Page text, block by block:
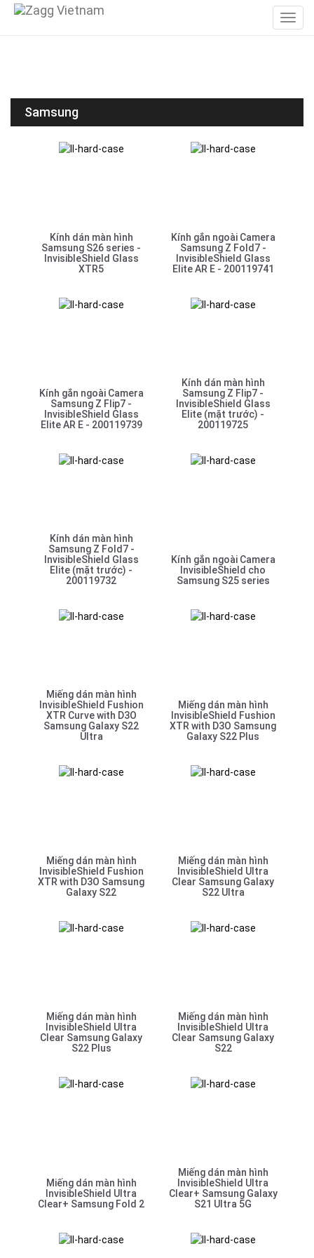
Samsung
Kính dán màn hình
Samsung S26 series -
InvisibleShield Glass
XTR5
Kính gắn ngoài Camera
Samsung Z Fold7 -
InvisibleShield Glass
Elite AR E - 200119741
Kính gắn ngoài Camera
Samsung Z Flip7 -
InvisibleShield Glass
Elite AR E - 200119739
Kính dán màn hình
Samsung Z Flip7 -
InvisibleShield Glass
Elite (mặt trước) -
200119725
Kính dán màn hình
Samsung Z Fold7 -
InvisibleShield Glass
Elite (mặt trước) -
200119732
Kính gắn ngoài Camera
InvisibleShield cho
Samsung S25 series
Miếng dán màn hình
InvisibleShield Fushion
XTR Curve with D3O
Samsung Galaxy S22
Ultra
Miếng dán màn hình
InvisibleShield Fushion
XTR with D3O Samsung
Galaxy S22 Plus
Miếng dán màn hình
InvisibleShield Fushion
XTR with D3O Samsung
Galaxy S22
Miếng dán màn hình
InvisibleShield Ultra
Clear Samsung Galaxy
S22 Ultra
Miếng dán màn hình
InvisibleShield Ultra
Clear Samsung Galaxy
S22 Plus
Miếng dán màn hình
InvisibleShield Ultra
Clear Samsung Galaxy
S22
Miếng dán màn hình
InvisibleShield Ultra
Clear+ Samsung Fold 2
Miếng dán màn hình
InvisibleShield Ultra
Clear+ Samsung Galaxy
S21 Ultra 5G